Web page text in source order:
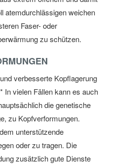
atemdurchlässigen weichen
Faser- oder
zu schützen.
verbesserte Kopflagerung
In vielen Fällen kann es auch
die genetische
zu Kopfverformungen.
unterstützende
oder zu tragen. Die
zusätzlich gute Dienste